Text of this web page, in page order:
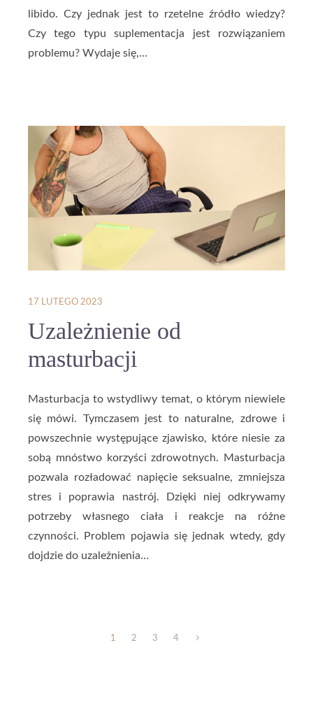
libido. Czy jednak jest to rzetelne źródło wiedzy?
Czy tego typu suplementacja jest rozwiązaniem
problemu? Wydaje się,…
17 LUTEGO 2023
Uzależnienie od
masturbacji
Masturbacja to wstydliwy temat, o którym niewiele
się mówi. Tymczasem jest to naturalne, zdrowe i
powszechnie występujące zjawisko, które niesie za
sobą mnóstwo korzyści zdrowotnych. Masturbacja
pozwala rozładować napięcie seksualne, zmniejsza
stres i poprawia nastrój. Dzięki niej odkrywamy
potrzeby własnego ciała i reakcje na różne
czynności. Problem pojawia się jednak wtedy, gdy
dojdzie do uzależnienia…
1 2 3 4